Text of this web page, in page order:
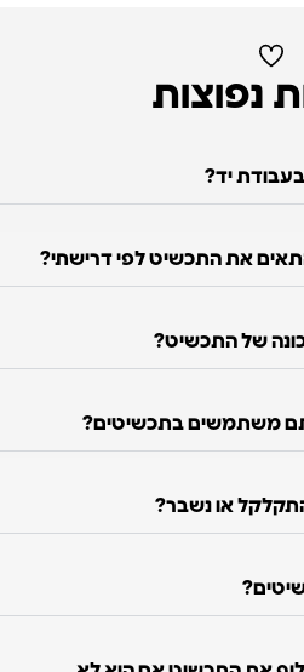
נפוצות
יד?
את התכשיט לפי דרישתי?
של התכשיט?
משתמשים בתכשיטים?
או נשבר?